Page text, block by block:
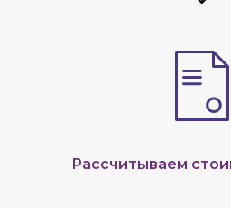
Рассчитываем